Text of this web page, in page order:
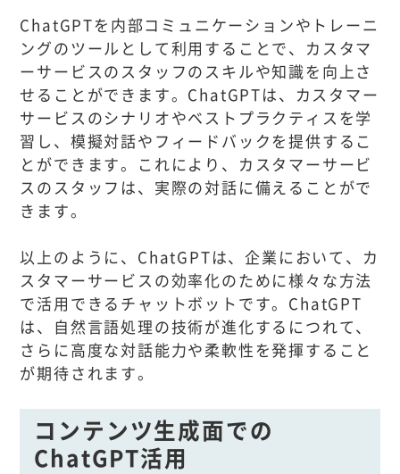
ChatGPTを内部コミュニケーションやトレーニ
ングのツールとして利用することで、カスタマ
ーサービスのスタッフのスキルや知識を向上さ
せることができます。ChatGPTは、カスタマー
サービスのシナリオやベストプラクティスを学
習し、模擬対話やフィードバックを提供するこ
とができます。これにより、カスタマーサービ
スのスタッフは、実際の対話に備えることがで
きます。
以上のように、ChatGPTは、企業において、カ
スタマーサービスの効率化のために様々な方法
で活用できるチャットボットです。ChatGPT
は、自然言語処理の技術が進化するにつれて、
さらに高度な対話能力や柔軟性を発揮すること
が期待されます。
コンテンツ生成面での
ChatGPT活用